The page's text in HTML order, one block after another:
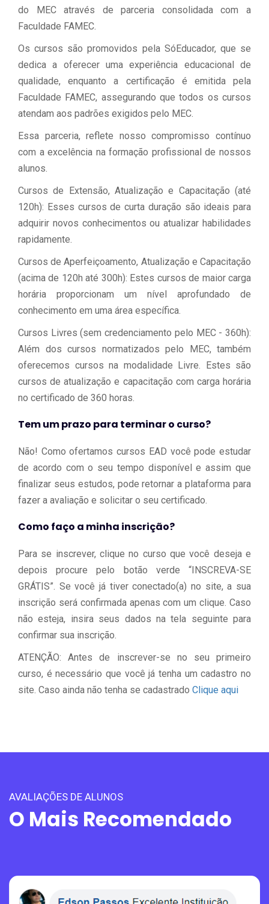
do MEC através de parceria consolidada com a
Faculdade FAMEC.
Os cursos são promovidos pela SóEducador, que se
dedica a oferecer uma experiência educacional de
qualidade, enquanto a certificação é emitida pela
Faculdade FAMEC, assegurando que todos os cursos
atendam aos padrões exigidos pelo MEC.
Essa parceria, reflete nosso compromisso contínuo
com a excelência na formação profissional de nossos
alunos.
Cursos de Extensão, Atualização e Capacitação (até
120h): Esses cursos de curta duração são ideais para
adquirir novos conhecimentos ou atualizar habilidades
rapidamente.
Cursos de Aperfeiçoamento, Atualização e Capacitação
(acima de 120h até 300h): Estes cursos de maior carga
horária proporcionam um nível aprofundado de
conhecimento em uma área específica.
Cursos Livres (sem credenciamento pelo MEC - 360h):
Além dos cursos normatizados pelo MEC, também
oferecemos cursos na modalidade Livre. Estes são
cursos de atualização e capacitação com carga horária
no certificado de 360 horas.
Tem um prazo para terminar o curso?
Não! Como ofertamos cursos EAD você pode estudar
de acordo com o seu tempo disponível e assim que
finalizar seus estudos, pode retornar a plataforma para
fazer a avaliação e solicitar o seu certificado.
Como faço a minha inscrição?
Para se inscrever, clique no curso que você deseja e
depois procure pelo botão verde “INSCREVA-SE
GRÁTIS”. Se você já tiver conectado(a) no site, a sua
inscrição será confirmada apenas com um clique. Caso
não esteja, insira seus dados na tela seguinte para
confirmar sua inscrição.
ATENÇÃO: Antes de inscrever-se no seu primeiro
curso, é necessário que você já tenha um cadastro no
site. Caso ainda não tenha se cadastrado Clique aqui
AVALIAÇÕES DE ALUNOS
O Mais Recomendado